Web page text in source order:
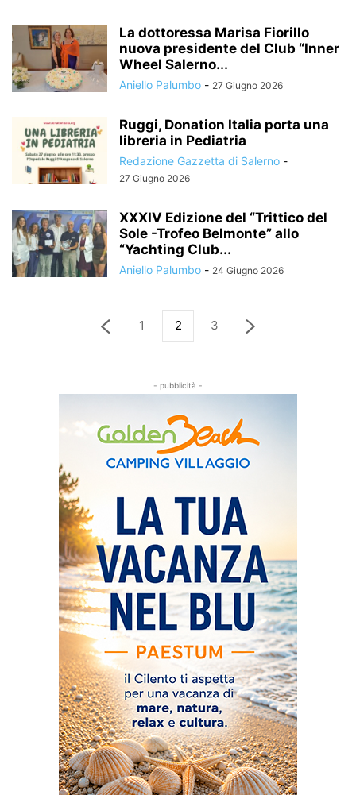
La dottoressa Marisa Fiorillo
nuova presidente del Club “Inner
Wheel Salerno...
Aniello Palumbo - 27 Giugno 2026
Ruggi, Donation Italia porta una
libreria in Pediatria
Redazione Gazzetta di Salerno -
27 Giugno 2026
XXXIV Edizione del “Trittico del
Sole -Trofeo Belmonte” allo
“Yachting Club...
Aniello Palumbo - 24 Giugno 2026
1 2 3
- pubblicità -